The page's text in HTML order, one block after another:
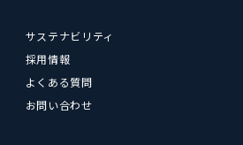
サステナビリティ
採用情報
よくある質問
お問い合わせ